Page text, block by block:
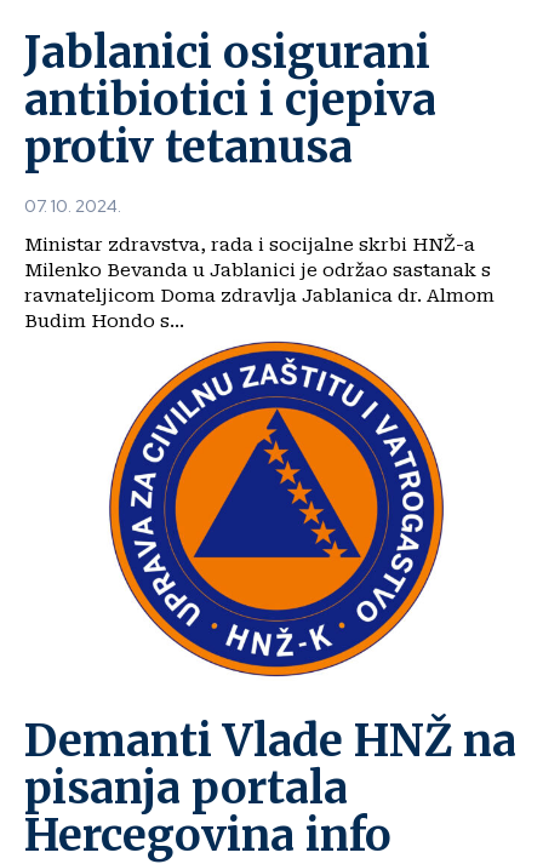
Jablanici osigurani
antibiotici i cjepiva
protiv tetanusa
07. 10. 2024.
Ministar zdravstva, rada i socijalne skrbi HNŽ-a
Milenko Bevanda u Jablanici je održao sastanak s
ravnateljicom Doma zdravlja Jablanica dr. Almom
Budim Hondo s...
Demanti Vlade HNŽ na
pisanja portala
Hercegovina info